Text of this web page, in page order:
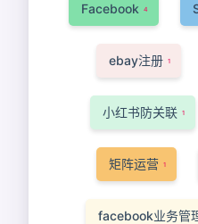
Facebook 4
ebay注册 1
小红书防关联 1
矩阵运营 1
facebook业务管